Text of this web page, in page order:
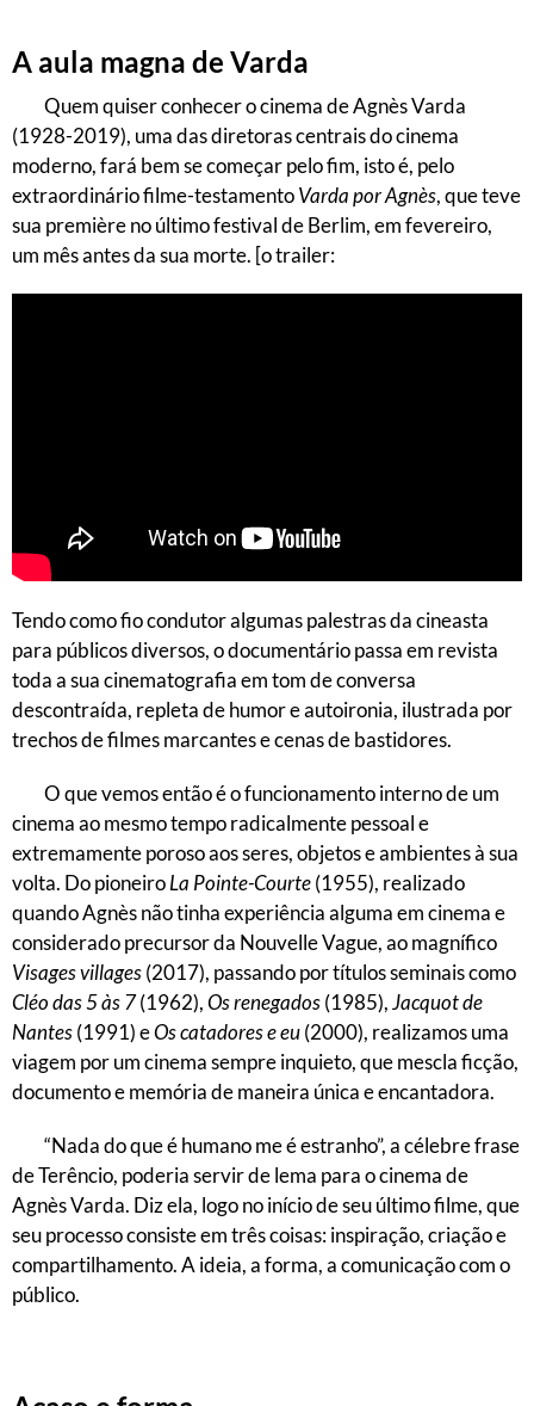
A aula magna de Varda
Quem quiser conhecer o cinema de Agnès Varda
(1928-2019), uma das diretoras centrais do cinema
moderno, fará bem se começar pelo fim, isto é, pelo
extraordinário filme-testamentoVarda por Agnès, que teve
sua première no último festival de Berlim, em fevereiro,
um mês antes da sua morte. [o trailer:
Tendo como fio condutor algumas palestras da cineasta
para públicos diversos, o documentário passa em revista
toda a sua cinematografia em tom de conversa
descontraída, repleta de humor e autoironia, ilustrada por
trechos de filmes marcantes e cenas de bastidores.
O que vemos então é o funcionamento interno de um
cinema ao mesmo tempo radicalmente pessoal e
extremamente poroso aos seres, objetos e ambientes à sua
volta. Do pioneiroLa Pointe-Courte(1955), realizado
quando Agnès não tinha experiência alguma em cinema e
considerado precursor da Nouvelle Vague, ao magnífico
Visages villages(2017), passando por títulos seminais como
Cléo das 5 às 7(1962),Os renegados(1985),Jacquot de
Nantes(1991) eOs catadores e eu(2000), realizamos uma
viagem por um cinema sempre inquieto, que mescla ficção,
documento e memória de maneira única e encantadora.
“Nada do que é humano me é estranho”, a célebre frase
de Terêncio, poderia servir de lema para o cinema de
Agnès Varda. Diz ela, logo no início de seu último filme, que
seu processo consiste em três coisas: inspiração, criação e
compartilhamento. A ideia, a forma, a comunicação com o
público.